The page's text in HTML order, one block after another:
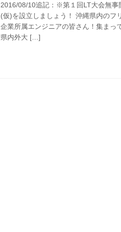
2016/08/10追記：※第１回LT大会無事
(仮)を設立しましょう！ 沖縄県内のフ
企業所属エンジニアの皆さん！集まっ
県内外大 […]